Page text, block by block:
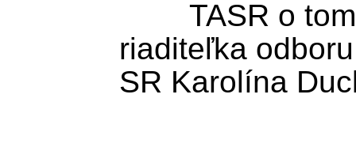
riaditeľka
SR Karolína